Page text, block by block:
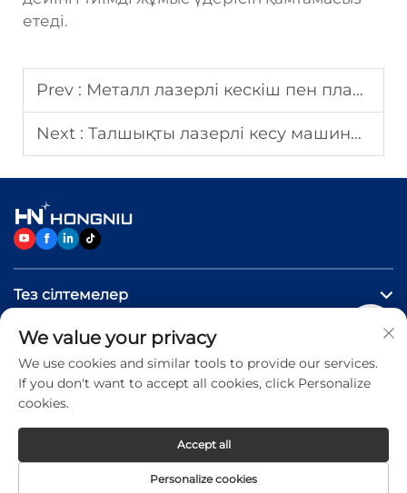
етеді.
Prev : Металл лазерлі кескіш пен плазмалық кескіш: сіз қайсының таңдауға тиіс?
Next : Талшықты лазерлі кесу машиналары өндіріс шығындарын қалай азайтады?
Тез сілтемелер
Өнімдер
Бізге хабарласыңыз
Copyright © 2026 Jinan Hongniu Machinery Equipment
We value your privacy
We use cookies and similar tools to provide our services.
If you don't want to accept all cookies, click Personalize
cookies.
Personalize cookies
Accept all